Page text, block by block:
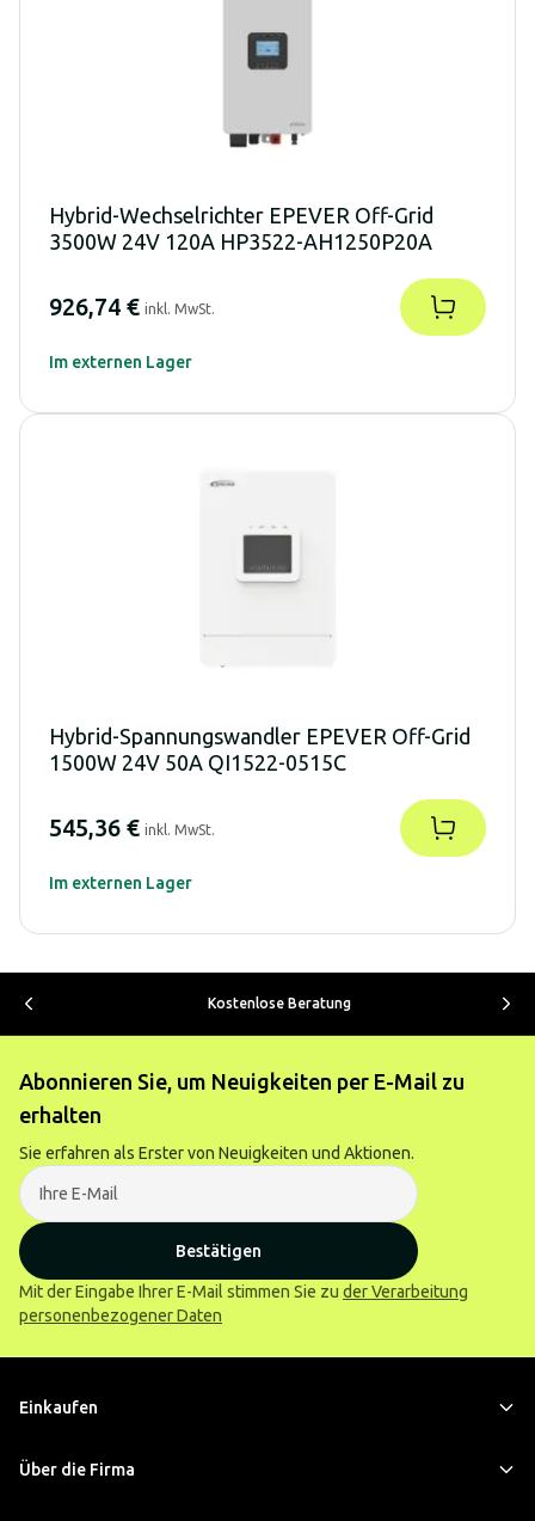
Hybrid-Wechselrichter EPEVER Off-Grid
3500W 24V 120A HP3522-AH1250P20A
926,74 € inkl. MwSt.
Im externen Lager
Hybrid-Spannungswandler EPEVER Off-Grid
1500W 24V 50A QI1522-0515C
545,36 € inkl. MwSt.
Im externen Lager
Kostenlose Beratung
Abonnieren Sie, um Neuigkeiten per E-Mail zu
erhalten
Sie erfahren als Erster von Neuigkeiten und Aktionen.
Bestätigen
Mit der Eingabe Ihrer E-Mail stimmen Sie zu der Verarbeitung
personenbezogener Daten
Einkaufen
Über die Firma